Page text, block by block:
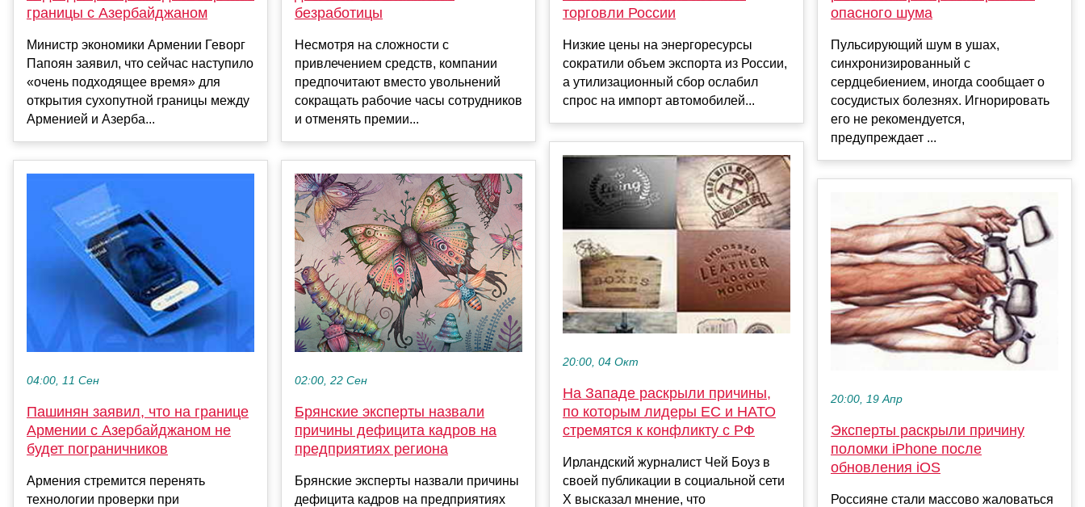
границы с Азербайджаном
Министр экономики Армении Геворг
Папоян заявил, что сейчас наступило
«очень подходящее время» для
открытия сухопутной границы между
Арменией и Азерба...
04:00, 11 Сен
Пашинян заявил, что на границе
Армении с Азербайджаном не
будет пограничников
Армения стремится перенять
технологии проверки при
безработицы
Несмотря на сложности с
привлечением средств, компании
предпочитают вместо увольнений
сокращать рабочие часы сотрудников
и отменять премии...
02:00, 22 Сен
Брянские эксперты назвали
причины дефицита кадров на
предприятиях региона
Брянские эксперты назвали причины
дефицита кадров на предприятиях
торговли России
Низкие цены на энергоресурсы
сократили объем экспорта из России,
а утилизационный сбор ослабил
спрос на импорт автомобилей...
20:00, 04 Окт
На Западе раскрыли причины,
по которым лидеры ЕС и НАТО
стремятся к конфликту с РФ
Ирландский журналист Чей Боуз в
своей публикации в социальной сети
X высказал мнение, что
опасного шума
Пульсирующий шум в ушах,
синхронизированный с
сердцебиением, иногда сообщает о
сосудистых болезнях. Игнорировать
его не рекомендуется,
предупреждает ...
20:00, 19 Апр
Эксперты раскрыли причину
поломки iPhone после
обновления iOS
Россияне стали массово жаловаться